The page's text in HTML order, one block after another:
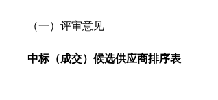
（一）评审意见
中标（成交）候选供应商排序表